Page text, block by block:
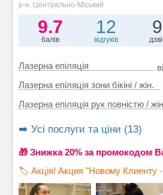
р-н. Центрально-Міський
9.7
балів
12
відгуків
Лазерна епіляція
Лазерна епіляція зони бікіні / жін.
Лазерна епіляція рук повністю / жін
➡️ Усі послуги та ціни (13)
🎁 Знижка 20% за промокодом
🏷️ Акція! Акция "Новому Клиенту